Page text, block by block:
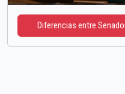
Diferencias entre